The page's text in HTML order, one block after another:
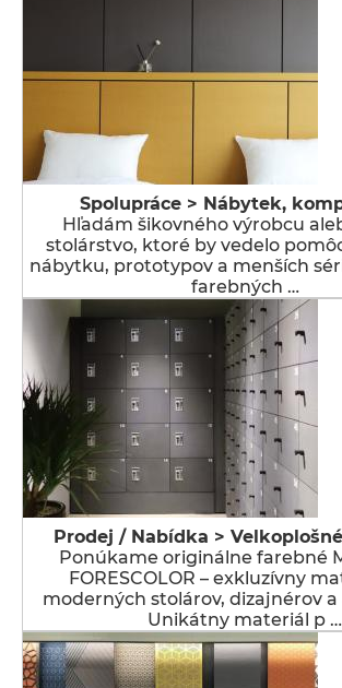
Spolupráce > Nábytek,
Hľadám šikovného výrobcu
stolárstvo, ktoré by vedelo
nábytku, prototypov a menších
farebných …
Prodej / Nabídka >
Ponúkame originálne farebné
FORESCOLOR – exkluzívny
moderných stolárov, dizajnérov
Unikátny materiál p …